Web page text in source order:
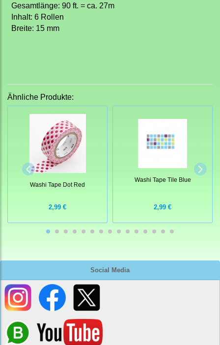
Social Media
Gesamtlänge: 90 ft. = ca. 27m
Inhalt: 6 Rollen
Breite: 15 mm
Ähnliche Produkte:
Washi Tape Dot Red
2,99 €
Washi Tape Tile Blue
2,99 €